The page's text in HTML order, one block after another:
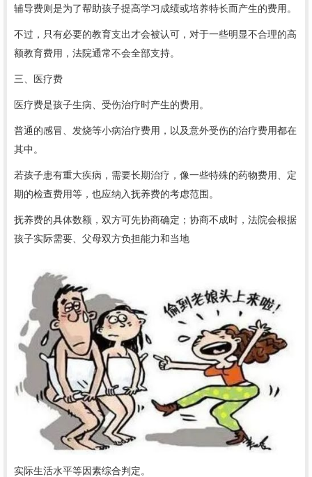
辅导费则是为了帮助孩子提高学习成绩或培养特长而产生的费用。
不过，只有必要的教育支出才会被认可，对于一些明显不合理的高
额教育费用，法院通常不会全部支持。
三、医疗费
医疗费是孩子生病、受伤治疗时产生的费用。
普通的感冒、发烧等小病治疗费用，以及意外受伤的治疗费用都在
其中。
若孩子患有重大疾病，需要长期治疗，像一些特殊的药物费用、定
期的检查费用等，也应纳入抚养费的考虑范围。
抚养费的具体数额，双方可先协商确定；协商不成时，法院会根据
孩子实际需要、父母双方负担能力和当地
实际生活水平等因素综合判定。